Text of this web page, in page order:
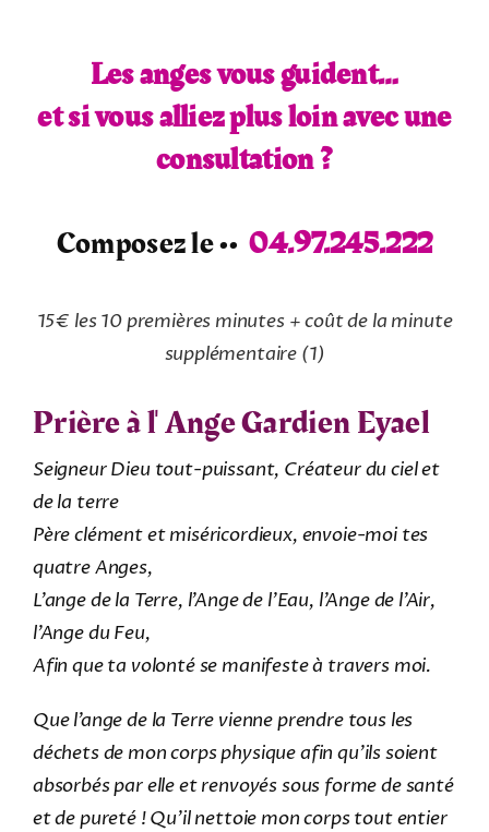
Les anges vous guident…
et si vous alliez plus loin avec une
consultation ?
Composez le •• 04.97.245.222
15€ les 10 premières minutes + coût de la minute
supplémentaire (1)
Prière à l'Ange Gardien Eyael
Seigneur Dieu tout-puissant, Créateur du ciel et
de la terre
Père clément et miséricordieux, envoie-moi tes
quatre Anges,
L’ange de la Terre, l’Ange de l’Eau, l’Ange de l’Air,
l’Ange du Feu,
Afin que ta volonté se manifeste à travers moi.
Que l’ange de la Terre vienne prendre tous les
déchets de mon corps physique afin qu’ils soient
absorbés par elle et renvoyés sous forme de santé
et de pureté ! Qu’il nettoie mon corps tout entier